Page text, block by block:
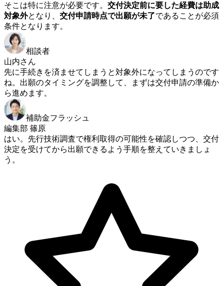
そこは特に注意が必要です。 交付決定前に要した経費は助成
対象外となり、 交付申請時点で出願が未了であることが必須
条件となります。
相談者
山内さん
先に手続きを済ませてしまうと対象外になってしまうのです
ね。出願のタイミングを調整して、まずは交付申請の準備か
ら進めます。
補助金フラッシュ
編集部 篠原
はい。先行技術調査で権利取得の可能性を確認しつつ、交付
決定を受けてから出願できるよう手順を整えていきましょ
う。